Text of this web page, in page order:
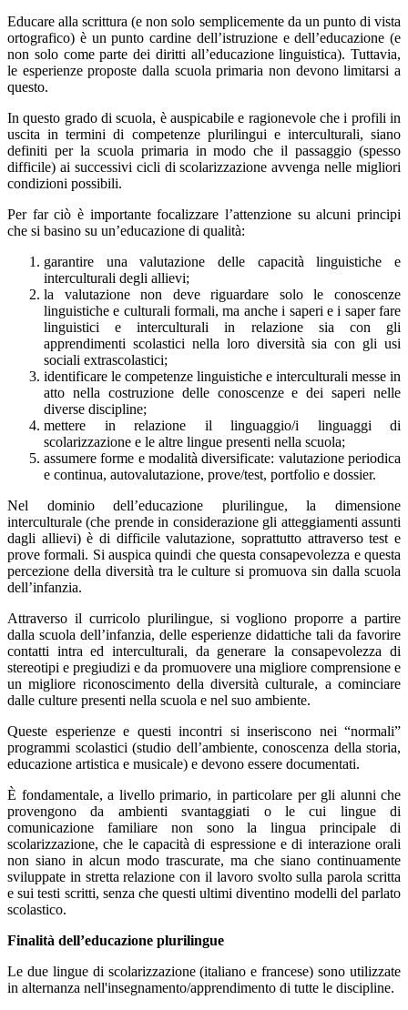
Educare alla scrittura (e non solo semplicemente da un punto di vista
ortografico) è un punto cardine dell’istruzione e dell’educazione (e
non solo come parte dei diritti all’educazione linguistica). Tuttavia,
le esperienze proposte dalla scuola primaria non devono limitarsi a
questo.
In questo grado di scuola, è auspicabile e ragionevole che i profili in
uscita in termini di competenze plurilingui e interculturali, siano
definiti per la scuola primaria in modo che il passaggio (spesso
difficile) ai successivi cicli di scolarizzazione avvenga nelle migliori
condizioni possibili.
Per far ciò è importante focalizzare l’attenzione su alcuni principi
che si basino su un’educazione di qualità:
garantire una valutazione delle capacità linguistiche e
interculturali degli allievi;
la valutazione non deve riguardare solo le conoscenze
linguistiche e culturali formali, ma anche i saperi e i saper fare
linguistici e interculturali in relazione sia con gli
apprendimenti scolastici nella loro diversità sia con gli usi
sociali extrascolastici;
identificare le competenze linguistiche e interculturali messe in
atto nella costruzione delle conoscenze e dei saperi nelle
diverse discipline;
mettere in relazione il linguaggio/i linguaggi di
scolarizzazione e le altre lingue presenti nella scuola;
assumere forme e modalità diversificate: valutazione periodica
e continua, autovalutazione, prove/test, portfolio e dossier.
Nel dominio dell’educazione plurilingue, la dimensione
interculturale (che prende in considerazione gli atteggiamenti assunti
dagli allievi) è di difficile valutazione, soprattutto attraverso test e
prove formali. Si auspica quindi che questa consapevolezza e questa
percezione della diversità tra le culture si promuova sin dalla scuola
dell’infanzia.
Attraverso il curricolo plurilingue, si vogliono proporre a partire
dalla scuola dell’infanzia, delle esperienze didattiche tali da favorire
contatti intra ed interculturali, da generare la consapevolezza di
stereotipi e pregiudizi e da promuovere una migliore comprensione e
un migliore riconoscimento della diversità culturale, a cominciare
dalle culture presenti nella scuola e nel suo ambiente.
Queste esperienze e questi incontri si inseriscono nei “normali”
programmi scolastici (studio dell’ambiente, conoscenza della storia,
educazione artistica e musicale) e devono essere documentati.
È fondamentale, a livello primario, in particolare per gli alunni che
provengono da ambienti svantaggiati o le cui lingue di
comunicazione familiare non sono la lingua principale di
scolarizzazione, che le capacità di espressione e di interazione orali
non siano in alcun modo trascurate, ma che siano continuamente
sviluppate in stretta relazione con il lavoro svolto sulla parola scritta
e sui testi scritti, senza che questi ultimi diventino modelli del parlato
scolastico.
Finalità dell’educazione plurilingue
Le due lingue di scolarizzazione (italiano e francese) sono utilizzate
in alternanza nell'insegnamento/apprendimento di tutte le discipline.